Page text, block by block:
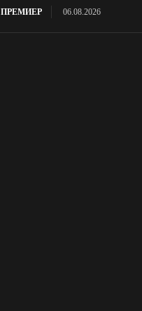
ПРЕМИЕР 06.08.2026